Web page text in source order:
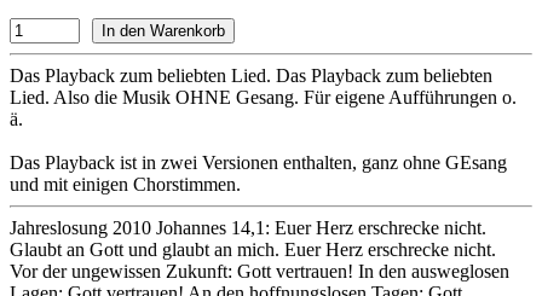
Das Playback zum beliebten Lied. Das Playback zum beliebten
Lied. Also die Musik OHNE Gesang. Für eigene Aufführungen o.
ä.
Das Playback ist in zwei Versionen enthalten, ganz ohne GEsang
und mit einigen Chorstimmen.
Jahreslosung 2010 Johannes 14,1: Euer Herz erschrecke nicht.
Glaubt an Gott und glaubt an mich. Euer Herz erschrecke nicht.
Vor der ungewissen Zukunft: Gott vertrauen! In den ausweglosen